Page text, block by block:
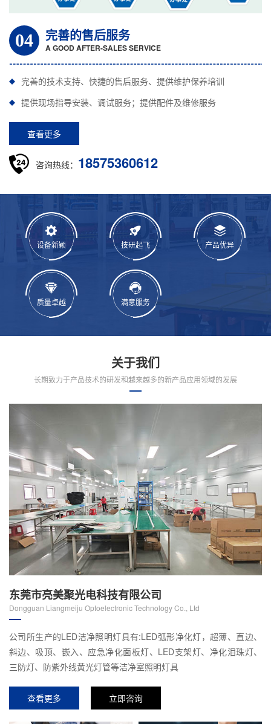
04 完善的售后服务
A GOOD AFTER-SALES SERVICE
完善的技术支持、快捷的售后服务、提供维护保养培训
提供现场指导安装、调试服务；提供配件及维修服务
查看更多
咨询热线： 18575360612
设备新颖 技研起飞 产品优异
质量卓越 满意服务
关于我们
长期致力于产品技术的研发和越来越多的新产品应用领域的发展
东莞市亮美聚光电科技有限公司
Dongguan Liangmeiju Optoelectronic Technology Co., Ltd
公司所生产的LED洁净照明灯具有:LED弧形净化灯，超薄、直边、
斜边、吸顶、嵌入、应急净化面板灯、LED支架灯、净化泪珠灯、
三防灯、防紫外线黄光灯管等洁净室照明灯具
查看更多 立即咨询